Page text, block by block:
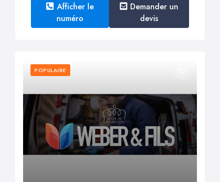
Afficher le
numéro
Demander un
devis
POPULAIRE